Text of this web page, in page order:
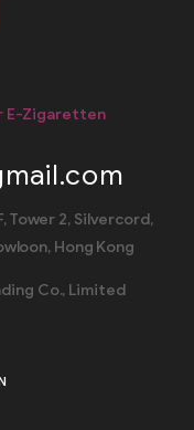
E-Zigaretten
Tower 2, Silvercord,
Hong Kong
Co., Limited